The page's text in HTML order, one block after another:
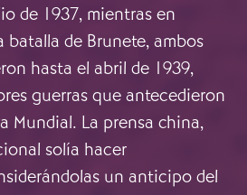
de 1937, mientras en
batalla de Brunete, ambos
hasta el abril de 1939,
guerras que antecedieron
Mundial. La prensa china,
solía hacer
un anticipo del